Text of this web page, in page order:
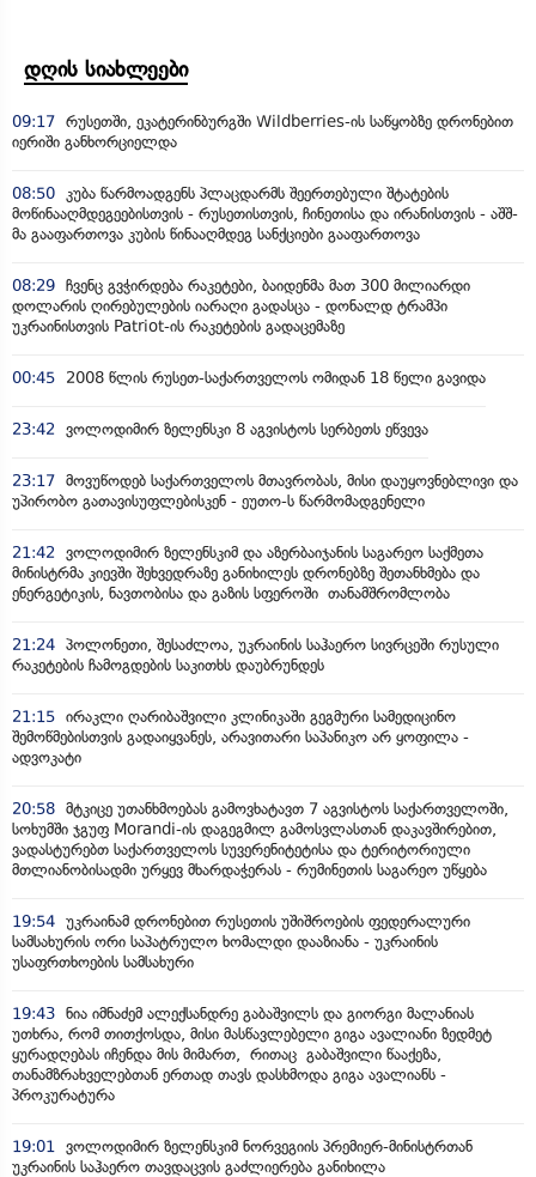
დღის სიახლეები
09:17 რუსეთში, ეკატერინბურგში Wildberries-ის საწყობზე დრონებით
იერიში განხორციელდა
08:50 კუბა წარმოადგენს პლაცდარმს შეერთებული შტატების
მოწინააღმდეგეებისთვის - რუსეთისთვის, ჩინეთისა და ირანისთვის - აშშ-
მა გააფართოვა კუბის წინააღმდეგ სანქციები გააფართოვა
08:29 ჩვენც გვჭირდება რაკეტები, ბაიდენმა მათ 300 მილიარდი
დოლარის ღირებულების იარაღი გადასცა - დონალდ ტრამპი
უკრაინისთვის Patriot-ის რაკეტების გადაცემაზე
00:45 2008 წლის რუსეთ-საქართველოს ომიდან 18 წელი გავიდა
23:42 ვოლოდიმირ ზელენსკი 8 აგვისტოს სერბეთს ეწვევა
23:17 მოვუწოდებ საქართველოს მთავრობას, მისი დაუყოვნებლივი და
უპირობო გათავისუფლებისკენ - ეუთო-ს წარმომადგენელი
21:42 ვოლოდიმირ ზელენსკიმ და აზერბაიჯანის საგარეო საქმეთა
მინისტრმა კიევში შეხვედრაზე განიხილეს დრონებზე შეთანხმება და
ენერგეტიკის, ნავთობისა და გაზის სფეროში თანამშრომლობა
21:24 პოლონეთი, შესაძლოა, უკრაინის საჰაერო სივრცეში რუსული
რაკეტების ჩამოგდების საკითხს დაუბრუნდეს
21:15 ირაკლი ღარიბაშვილი კლინიკაში გეგმური სამედიცინო
შემოწმებისთვის გადაიყვანეს, არავითარი საპანიკო არ ყოფილა -
ადვოკატი
20:58 მტკიცე უთანხმოებას გამოვხატავთ 7 აგვისტოს საქართველოში,
სოხუმში ჯგუფ Morandi-ის დაგეგმილ გამოსვლასთან დაკავშირებით,
ვადასტურებთ საქართველოს სუვერენიტეტისა და ტერიტორიული
მთლიანობისადმი ურყევ მხარდაჭერას - რუმინეთის საგარეო უწყება
19:54 უკრაინამ დრონებით რუსეთის უშიშროების ფედერალური
სამსახურის ორი საპატრულო ხომალდი დააზიანა - უკრაინის
უსაფრთხოების სამსახური
19:43 ნია იმნაძემ ალექსანდრე გაბაშვილს და გიორგი მალანიას
უთხრა, რომ თითქოსდა, მისი მასწავლებელი გიგა ავალიანი ზედმეტ
ყურადღებას იჩენდა მის მიმართ, რითაც გაბაშვილი წააქეზა,
თანამზრახველებთან ერთად თავს დასხმოდა გიგა ავალიანს -
პროკურატურა
19:01 ვოლოდიმირ ზელენსკიმ ნორვეგიის პრემიერ-მინისტრთან
უკრაინის საჰაერო თავდაცვის გაძლიერება განიხილა